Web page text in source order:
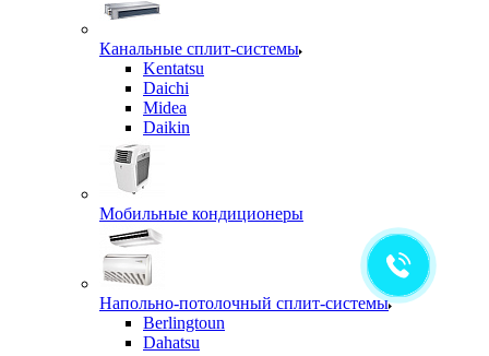
Канальные сплит-системы
Kentatsu
Daichi
Midea
Daikin
Мобильные кондиционеры
Напольно-потолочный сплит-системы
Berlingtoun
Dahatsu